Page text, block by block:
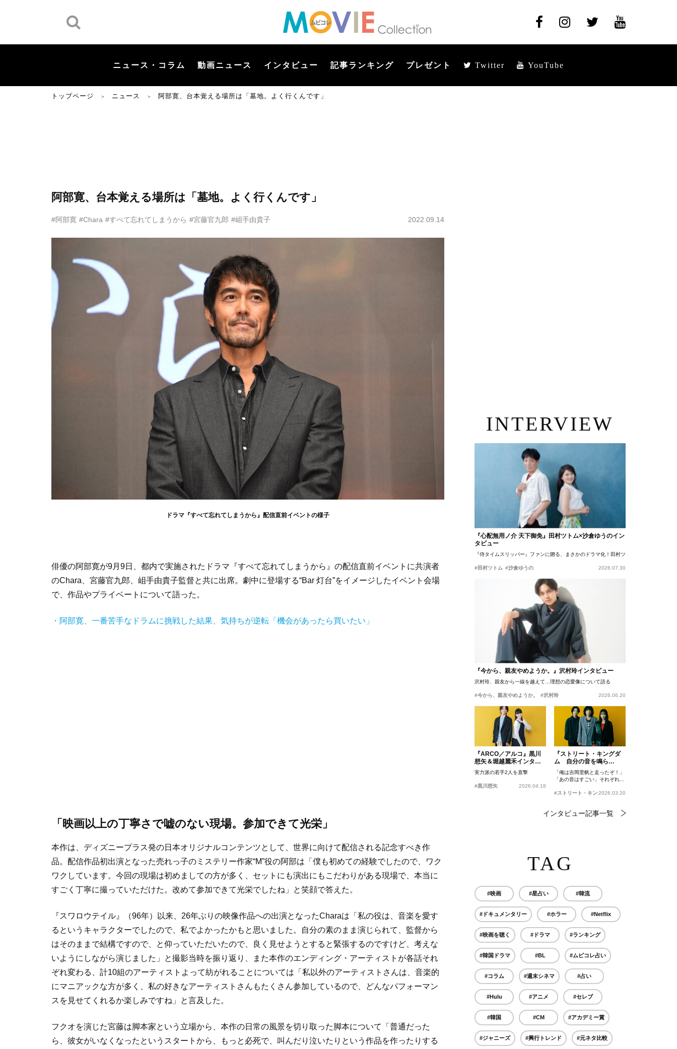
ニュース・コラム 動画ニュース インタビュー 記事ランキング プレゼント Twitter YouTube
トップページ ＞ ニュース ＞ 阿部寛、台本覚える場所は「墓地。よく行くんです」
阿部寛、台本覚える場所は「墓地。よく行くんです」
#阿部寛 #Chara #すべて忘れてしまうから #宮藤官九郎 #岨手由貴子 2022.09.14
ドラマ『すべて忘れてしまうから』配信直前イベントの様子
俳優の阿部寛が9月9日、都内で実施されたドラマ『すべて忘れてしまうから』の配信直前イベントに共演者
のChara、宮藤官九郎、岨手由貴子監督と共に出席。劇中に登場する“Bar 灯台”をイメージしたイベント会場
で、作品やプライベートについて語った。
・阿部寛、一番苦手なドラムに挑戦した結果、気持ちが逆転「機会があったら買いたい」
「映画以上の丁寧さで嘘のない現場。参加できて光栄」
本作は、ディズニープラス発の日本オリジナルコンテンツとして、世界に向けて配信される記念すべき作
品。配信作品初出演となった売れっ子のミステリー作家“M”役の阿部は「僕も初めての経験でしたので、ワク
ワクしています。今回の現場は初めましての方が多く、セットにも演出にもこだわりがある現場で、本当に
すごく丁寧に撮っていただけた。改めて参加できて光栄でしたね」と笑顔で答えた。
『スワロウテイル』（96年）以来、26年ぶりの映像作品への出演となったCharaは「私の役は、音楽を愛す
るというキャラクターでしたので、私でよかったかもと思いました。自分の素のまま演じられて、監督から
はそのままで結構ですので、と仰っていただいたので、良く見せようとすると緊張するのですけど、考えな
いようにしながら演じました」と撮影当時を振り返り、また本作のエンディング・アーティストが各話それ
ぞれ変わる、計10組のアーティストよって紡がれることについては「私以外のアーティストさんは、音楽的
にマニアックな方が多く、私の好きなアーティストさんもたくさん参加しているので、どんなパフォーマン
スを見せてくれるか楽しみですね」と言及した。
フクオを演じた宮藤は脚本家という立場から、本作の日常の風景を切り取った脚本について「普通だった
ら、彼女がいなくなったというスタートから、もっと必死で、叫んだり泣いたりという作品を作ったりする
INTERVIEW
『心配無用ノ介 天下御免』田村ツトム×沙倉ゆうのイン
タビュー
『侍タイムスリッパー』ファンに贈る、まさかのドラマ化！田村ツトム×沙倉ゆうのが語
#田村ツトム #沙倉ゆうの 2026.07.30
『今から、親友やめようか。』沢村玲インタビュー
沢村玲、親友から一線を越えて…理想の恋愛像について語る
#今から、親友やめようか。 #沢村玲 2026.06.20
『ARCO／アルコ』黒川
想矢＆堀越麗禾インタビ
ュー
実力派の若手2人を直撃
#黒川想矢 2026.04.18
『ストリート・キングダ
ム 自分の音を鳴ら
せ。』峯田和伸、若葉竜
也、吉岡里帆インタビュ
ー
「俺は吉岡里帆と走ったぞ！」
「あの音はすごい」それぞれの
#ストリート・キングダム 自分の音を鳴らせ。
2026.03.20
インタビュー記事一覧
TAG
#映画 #星占い #韓流
#ドキュメンタリー #ホラー #Netflix
#映画を聴く #ドラマ #ランキング
#韓国ドラマ #BL #ムビコレ占い
#コラム #週末シネマ #占い
#Hulu #アニメ #セレブ
#韓国 #CM #アカデミー賞
#ジャニーズ #興行トレンド #元ネタ比較